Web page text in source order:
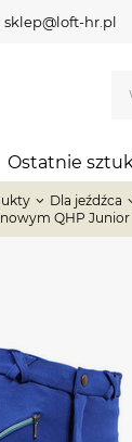
sklep@loft-hr.pl
Ostatnie
Dla jeźdźca
QHP Junior